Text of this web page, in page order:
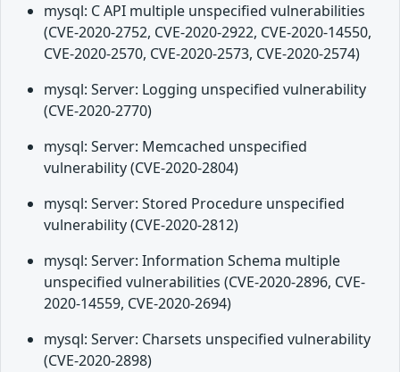
mysql: C API multiple unspecified vulnerabilities
(CVE-2020-2752, CVE-2020-2922, CVE-2020-14550,
CVE-2020-2570, CVE-2020-2573, CVE-2020-2574)
mysql: Server: Logging unspecified vulnerability
(CVE-2020-2770)
mysql: Server: Memcached unspecified
vulnerability (CVE-2020-2804)
mysql: Server: Stored Procedure unspecified
vulnerability (CVE-2020-2812)
mysql: Server: Information Schema multiple
unspecified vulnerabilities (CVE-2020-2896, CVE-
2020-14559, CVE-2020-2694)
mysql: Server: Charsets unspecified vulnerability
(CVE-2020-2898)